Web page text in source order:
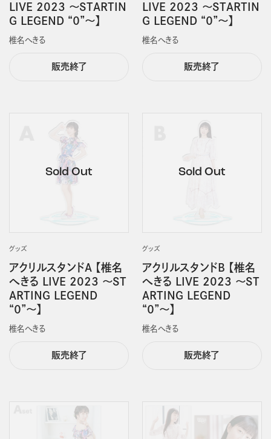
LIVE 2023 ～STARTIN
G LEGEND “０”～】
椎名へきる
販売終了
LIVE 2023 ～STARTIN
G LEGEND “０”～】
椎名へきる
販売終了
グッズ
アクリルスタンドA 【椎名
へきる LIVE 2023 ～ST
ARTING LEGEND
“０”～】
椎名へきる
販売終了
グッズ
アクリルスタンドB 【椎名
へきる LIVE 2023 ～ST
ARTING LEGEND
“０”～】
椎名へきる
販売終了